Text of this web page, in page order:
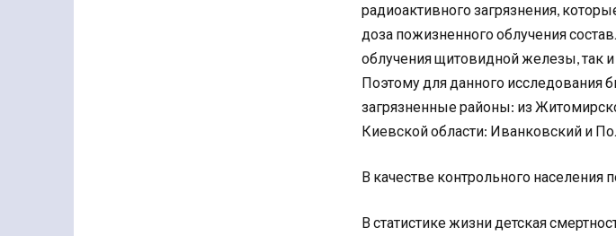
радиоактивного загрязнения,
доза пожизненного облучения
облучения щитовидной железы, так
Поэтому для данного исследования
загрязненные районы: из
Киевской области: Иванковский и
В качестве контрольного населения
В статистике жизни детская